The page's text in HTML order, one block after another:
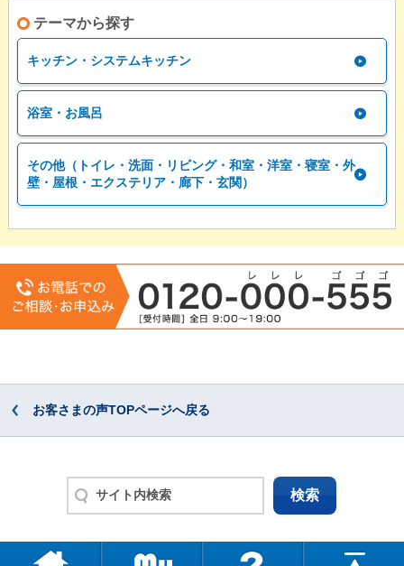
テーマから探す
キッチン・システムキッチン
浴室・お風呂
その他（トイレ・洗面・リビング・和室・洋室・寝室・外
壁・屋根・エクステリア・廊下・玄関）
お客さまの声TOPページへ戻る